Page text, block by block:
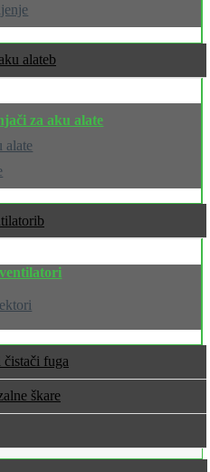
alate
za aku alate
alate
fuga
škare